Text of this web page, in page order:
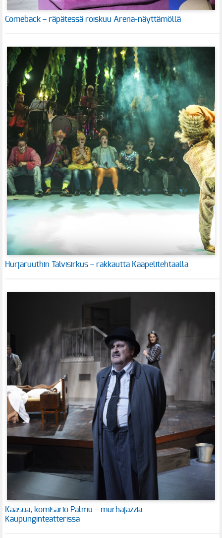
Comeback – räpätessä roiskuu Arena-näyttämöllä
Hurjaruuthin Talvisirkus – rakkautta Kaapelitehtaalla
Kaasua, komisario Palmu – murhajazzia
Kaupunginteatterissa